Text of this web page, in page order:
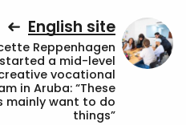
English site
Reppenhagen
started a mid-level
vocational
in Aruba: “These
mainly want to do
things”